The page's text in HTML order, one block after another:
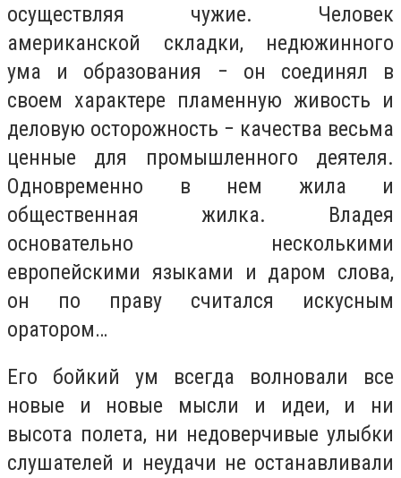
осуществляя чужие. Человек
американской складки, недюжинного
ума и образования − он соединял в
своем характере пламенную живость и
деловую осторожность − качества весьма
ценные для промышленного деятеля.
Одновременно в нем жила и
общественная жилка. Владея
основательно несколькими
европейскими языками и даром слова,
он по праву считался искусным
оратором…
Его бойкий ум всегда волновали все
новые и новые мысли и идеи, и ни
высота полета, ни недоверчивые улыбки
слушателей и неудачи не останавливали